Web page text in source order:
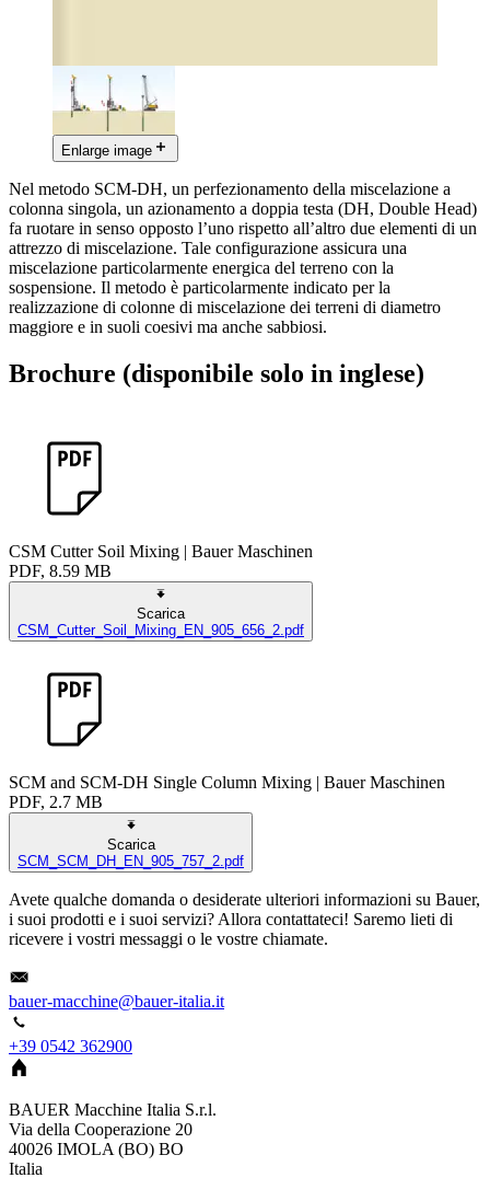
Enlarge image
Nel metodo SCM-DH, un perfezionamento della miscelazione a
colonna singola, un azionamento a doppia testa (DH, Double Head)
fa ruotare in senso opposto l’uno rispetto all’altro due elementi di un
attrezzo di miscelazione. Tale configurazione assicura una
miscelazione particolarmente energica del terreno con la
sospensione. Il metodo è particolarmente indicato per la
realizzazione di colonne di miscelazione dei terreni di diametro
maggiore e in suoli coesivi ma anche sabbiosi.
Brochure (disponibile solo in inglese)
CSM Cutter Soil Mixing | Bauer Maschinen
PDF, 8.59 MB
Scarica
CSM_Cutter_Soil_Mixing_EN_905_656_2.pdf
SCM and SCM-DH Single Column Mixing | Bauer Maschinen
PDF, 2.7 MB
Scarica
SCM_SCM_DH_EN_905_757_2.pdf
Avete qualche domanda o desiderate ulteriori informazioni su Bauer,
i suoi prodotti e i suoi servizi? Allora contattateci! Saremo lieti di
ricevere i vostri messaggi o le vostre chiamate.
bauer-macchine@bauer-italia.it
+39 0542 362900
BAUER Macchine Italia S.r.l.
Via della Cooperazione 20
40026 IMOLA (BO) BO
Italia